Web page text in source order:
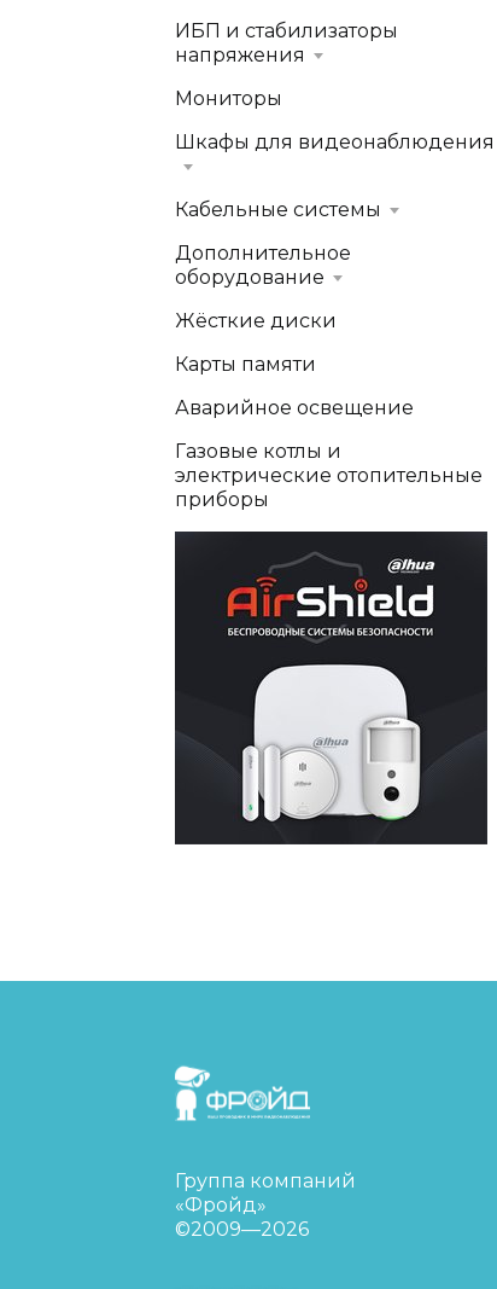
ИБП и стабилизаторы
напряжения
Мониторы
Шкафы для видеонаблюдения
Кабельные системы
Дополнительное
оборудование
Жёсткие диски
Карты памяти
Аварийное освещение
Газовые котлы и
электрические отопительные
приборы
FreudGroup
Группа компаний
«Фройд»
©2009—2026